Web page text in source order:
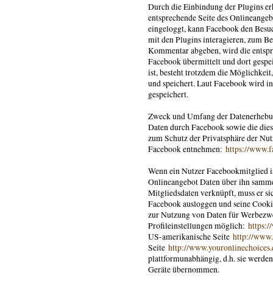
Durch die Einbindung der Plugins
entsprechende Seite des
eingeloggt, kann Facebook den
mit den Plugins interagieren, zum
Kommentar abgeben, wird die
Facebook übermittelt und dort
ist, besteht trotzdem die
und speichert. Laut Facebook wird
gespeichert.
Zweck und Umfang der
Daten durch Facebook sowie die
zum Schutz der Privatsphäre der
Facebook entnehmen: https://
Wenn ein Nutzer Facebookmitglied
Onlineangebot Daten über ihn
Mitgliedsdaten verknüpft, muss er
Facebook ausloggen und seine
zur Nutzung von Daten für
Profileinstellungen möglich:
US-amerikanische Seite http://
Seite http://
plattformunabhängig, d.h. sie
Geräte übernommen.